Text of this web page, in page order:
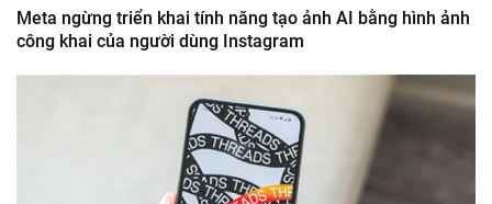
Meta ngừng triển khai tính năng tạo ảnh AI bằng hình ảnh
công khai của người dùng Instagram